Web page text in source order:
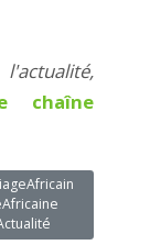
chaîne